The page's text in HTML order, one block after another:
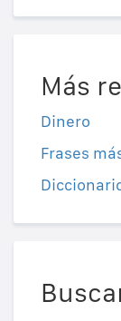
Más
Dinero
Frases